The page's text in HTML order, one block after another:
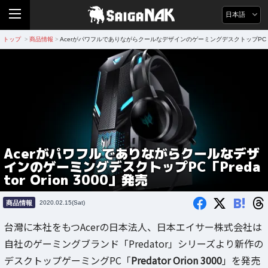
日本語
トップ > 商品情報 > Acerがパワフルでありながらクールなデザインのゲーミングデスクトップ
Acerがパワフルでありながらクールなデザ
インのゲーミングデスクトップPC「Preda
tor Orion 3000」発売
商品情報 2020.02.15(Sat) B!
台灣に本社をもつAcerの日本法人、日本エイサー株式会社は
自社のゲーミングブランド「Predator」シリーズより新作の
デスクトップゲーミングPC「Predator Orion 3000」を発売